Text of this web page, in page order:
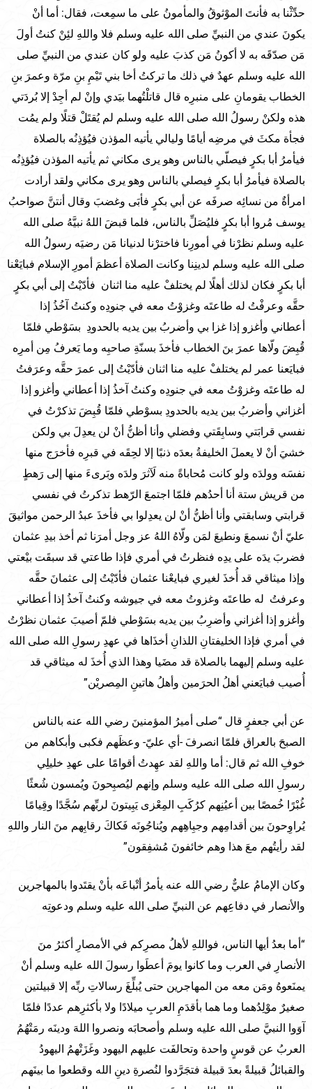
حدِّثْنا به فأنتَ الموْثوقُ والمأمونُ على ما سمِعت، فقال: أما أنْ
يكونَ عندي من النبيِّ صلى الله عليه وسلم فلا واللهِ لئِنْ كنتُ أولَ
مَن صدّقَه به لا أكونُ مَن كذبَ عليه ولو كان عندي من النبيِّ صلى
الله عليه وسلم عهدٌ في ذلك ما تركتُ أخا بني تَيْمِ بنِ مرّة وعمرَ بنِ
الخطاب يقومانِ على منبرِه قال قاتلْتُهما بيَدي وإنْ لم أجِدْ إلا بُردَتي
هذه ولكنْ رسولُ الله صلى الله عليه وسلم لم يُقتَلْ قتلًا ولم يمُت
فجأة مكثَ في مرضِه أيامًا وليالي يأتيه المؤذن فيُؤذِنُه بالصلاة
فيأمرُ أبا بكرٍ فيصلّي بالناس وهو يرى مكاني ثم يأتيه المؤذن فيُؤذِنُه
بالصلاة فيأمرُ أبا بكرٍ فيصلي بالناس وهو يرى مكاني ولقد أرادت
امرأةٌ من نسائِه صرفَه عن أبي بكرٍ فأبَى وغضبَ وقال أنتنَّ صواحبُ
يوسف مُروا أبا بكرٍ فليُصَلِّ بالناس، فلما قبضَ اللهُ نبيَّهُ صلى الله
عليه وسلم نظرْنا في أمورِنا فاخترْنا لدنيانا مَن رضيَه رسولُ الله
صلى الله عليه وسلم لدينِنا وكانت الصلاة أعظمَ أمورِ الإسلام فبايَعْنا
أبا بكرٍ فكان لذلك أهلًا لم يختلفْ عليه منا اثنان فأدّيْتُ إلى أبي بكرٍ
حقَّه وعرفْتُ له طاعتَه وغزوْتُ معه في جنودِه وكنتُ آخُذُ إذا
أعطاني وأغزو إذا غزا بي وأضربُ بين يديه بالحدودِ بسَوْطي فلمّا
قُبِضَ ولّاها عمرَ بنَ الخطاب فأخذَ بسنّةِ صاحبِه وما يَعرفُ مِن أمرِه
فبايَعنا عمر لم يختلفْ عليه منا اثنان فأدّيْتُ إلى عمرَ حقَّه وعرَفتُ
له طاعتَه وغزوْتُ معه في جنودِه وكنتُ آخذُ إذا أعطاني وأغزو إذا
أغزاني وأضربُ بين يديه بالحدودِ بسوْطي فلمّا قُبِضَ تذكرْتُ في
نفسي قرابَتي وسابِقَتي وفضلي وأنا أظنُّ أنْ لن يعدِلَ بي ولكن
خشيَ أنْ لا يعملَ الخليفةُ بعدَه ذنبًا إلا لحِقَه في قبرِه فأخرَج منها
نفسَه وولدَه ولو كانت مُحاباةً منه لَآثرَ ولدَه وبَرىءَ منها إلى رَهطٍ
من قريش ستة أنا أحدُهم فلمّا اجتمعَ الرّهط تذكرتُ في نفسي
قرابتي وسابقتي وأنا أظنُّ أنْ لن يعدِلوا بي فأخذَ عبدُ الرحمن مواثيقَ
عليّ أنْ نسمعَ ونطيعَ لمَن ولّاهُ اللهُ عز وجل أمرَنا ثم أخذ بيدِ عثمان
فضربَ يدَه على يدِه فنظرتُ في أمري فإذا طاعتي قد سبقَت بيْعتي
وإذا ميثاقي قد أُخذَ لغيري فبايعْنا عثمان فأدّيْتُ إلى عثمانَ حقَّه
وعرفتُ له طاعتَه وغزوتُ معه في جيوشه وكنتُ آخذُ إذا أعطاني
وأغزو إذا أغزاني وأضرِبُ بين يديه بسَوْطي فلمّ أصيبَ عثمان نظرْتُ
في أمري فإذا الخليفتانِ اللذانِ أخذَاها في عهدِ رسولِ الله صلى الله
عليه وسلم إليهما بالصلاة قد مضَيا وهذا الذي أُخذَ له ميثاقي قد
أُصيب فبايَعني أهلُ الحرَمين وأهلُ هاتينِ المِصريْن”
عن أبي جعفرٍ قال “صلى أميرُ المؤمنينَ رضي الله عنه بالناس
الصبحَ بالعراق فلمّا انصرفَ -أي عليّ- وعظَهم فكبى وأبكاهم من
خوفِ الله ثم قال: أما واللهِ لقد عهِدتُ أقوامًا على عهدِ خليلِي
رسولِ الله صلى الله عليه وسلم وإنهم ليُصبِحونَ ويُمسون شُعثًا
غُبْرًا خُمصًا بين أعيُنِهم كرُكَبِ المِعْزى يَبِيتونَ لربِّهم سُجَّدًا وقِيامًا
يُراوِحونَ بين أقدامِهم وجبِاهِهم ويُناجُونَه فَكاكَ رقابِهم منَ النار واللهِ
لقد رأيتُهم معَ هذا وهم خائفونَ مُشفِقون”
وكان الإمامُ عليٌّ رضي الله عنه يأمرُ أتْباعَه بأنْ يقتَدوا بالمهاجرين
والأنصار في دفاعِهم عن النبيِّ صلى الله عليه وسلم ودعوتِه
“أما بعدُ أيها الناس، فواللهِ لأهلُ مصرِكم في الأمصارِ أكثرُ منَ
الأنصارِ في العرب وما كانوا يومَ أعطَوا رسولَ الله عليه وسلم أنْ
يمنَعوهُ ومَن معه من المهاجرين حتى يُبلِّغَ رسالاتِ ربِّه إلا قبيلتين
صغيرٌ موْلِدُهما وما هما بأقدَمِ العربِ ميلادًا ولا بأكثرِهم عددًا فلمّا
آوَوا النبيَّ صلى الله عليه وسلم وأصحابَه ونصروا اللهَ ودينَه رمَتْهُمُ
العربُ عن قوسٍ واحدة وتحالفَت عليهم اليهود وغَزَتْهمُ اليهودُ
والقبائلُ قبيلةً بعدَ قبيلة فتجَرَّدوا لنُصرةِ دينِ الله وقطعوا ما بينَهم